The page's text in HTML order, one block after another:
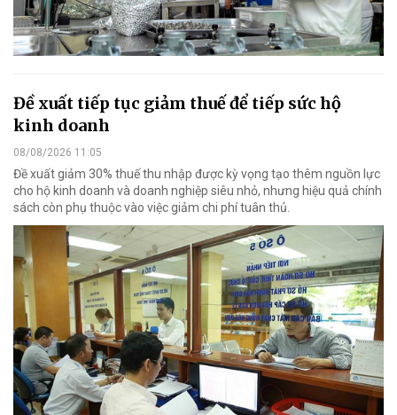
Đề xuất tiếp tục giảm thuế để tiếp sức hộ
kinh doanh
08/08/2026 11:05
Đề xuất giảm 30% thuế thu nhập được kỳ vọng tạo thêm nguồn lực
cho hộ kinh doanh và doanh nghiệp siêu nhỏ, nhưng hiệu quả chính
sách còn phụ thuộc vào việc giảm chi phí tuân thủ.